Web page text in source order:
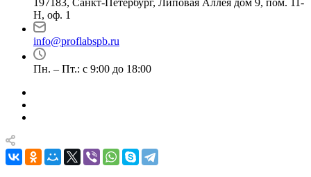
197183, Санкт-Петербург, Липовая Аллея дом 9, пом. 11-
Н, оф. 1
info@proflabspb.ru
Пн. – Пт.: с 9:00 до 18:00